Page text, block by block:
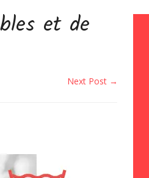
et de
Next Post →